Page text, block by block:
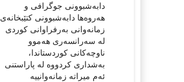
دابەشبوونی جوگرافی و
هەروەها دابەشبوونی کتێبخانەی
زمانەوانی بەرفراوانی کوردی
لە سەرانسەری هەموو
ناوچەکانی کوردستاندا،
بەشداری کردووە لە پاراستنی
ئەم میراتە زمانەوانییە